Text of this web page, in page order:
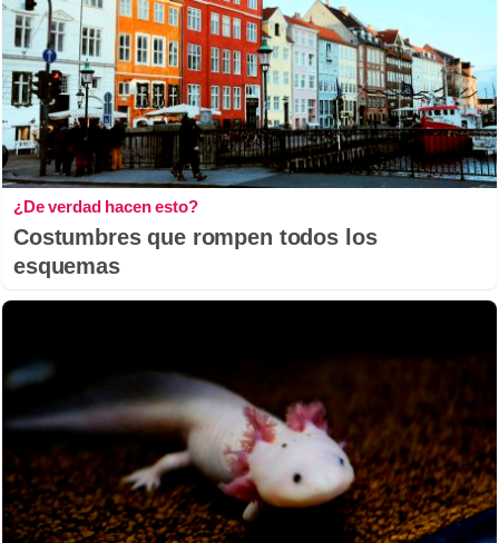
¿De verdad hacen esto?
Costumbres que rompen todos los
esquemas